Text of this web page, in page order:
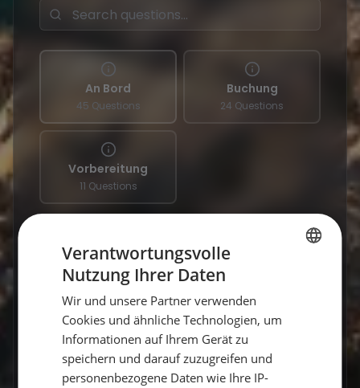
An Bord
45 Questions
Buchung
24 Questions
Vorbereitung
11 Questions
Gibt es Flottillen?
Wie viele Seemeilen segelt man in
einer Woche?
Welche Sprache wird an Bord
gesprochen?
Verantwortungsvolle
Nutzung Ihrer Daten
Wir und unsere Partner verwenden
Cookies und ähnliche Technologien, um
Informationen auf Ihrem Gerät zu
speichern und darauf zuzugreifen und
personenbezogene Daten wie Ihre IP-